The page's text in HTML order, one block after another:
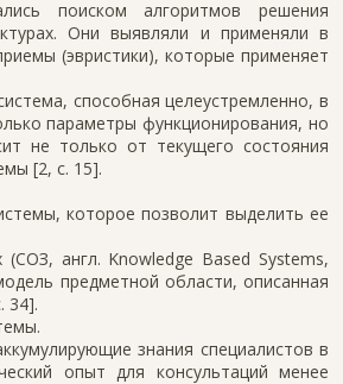
поиском алгоритмов решения
Они выявляли и применяли в
(эвристики), которые применяет
способная целеустремленно, в
параметры функционирования, но
не только от текущего состояния
[2, с. 15].
которое позволит выделить ее
англ. Knowledge Based Systems,
предметной области, описанная
34].
знания специалистов в
опыт для консультаций менее